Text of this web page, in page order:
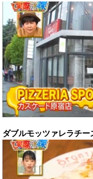
ダブルモッツァレラチー